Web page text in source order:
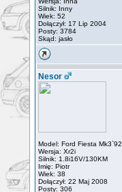
Silnik: Inny
Wiek: 52
Dołączył: 17 Lip 2004
Posty: 3784
Skąd: jasło
Nesor
Model: Ford Fiesta Mk3`92
Wersja: Xr2i
Silnik: 1.8i16V/130KM
Imię: Piotr
Wiek: 38
Dołączył: 22 Maj 2008
Posty: 306